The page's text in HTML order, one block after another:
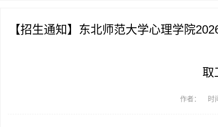
【招生通知】东北师范大学心理学院
取
作者： 时